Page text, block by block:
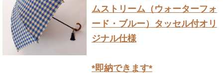
ムストリーム（ウォーターフォ
ード・ブルー）タッセル付オリ
ジナル仕様
*即納できます*